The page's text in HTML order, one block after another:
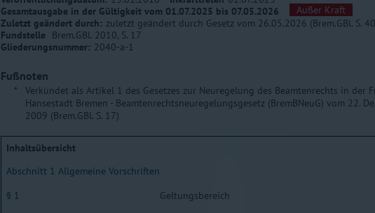
Gesamtausgabe in der Gültigkeit vom 01.07.2025 bis 07.05.2026
Außer Kraft
Zuletzt geändert durch: zuletzt geändert durch Gesetz vom 26.05.2026 (Brem.GBl. S.
Fundstelle
Brem.GBl. 2010, S. 17
Gliederungsnummer: 2040-a-1
Fußnoten
*
Verkündet als Artikel 1 des Gesetzes zur Neuregelung des Beamtenrechts in der
Hansestadt Bremen - Beamtenrechtsneuregelungsgesetz (BremBNeuG) vom 22.
2009 (Brem.GBl. S. 17)
Inhaltsübersicht
Abschnitt 1 Allgemeine Vorschriften
§ 1
Geltungsbereich